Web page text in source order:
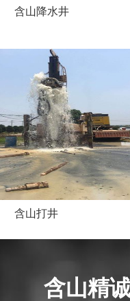
含山降水井
含山打井
含山精